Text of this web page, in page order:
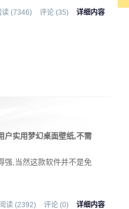
读 (7346) 评论 (35) 详细内容
实用梦幻桌面壁纸,不需
强,当然这款软件并不是免
阅读 (2392) 评论 (0) 详细内容